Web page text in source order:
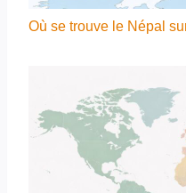
Où se trouve le Népal